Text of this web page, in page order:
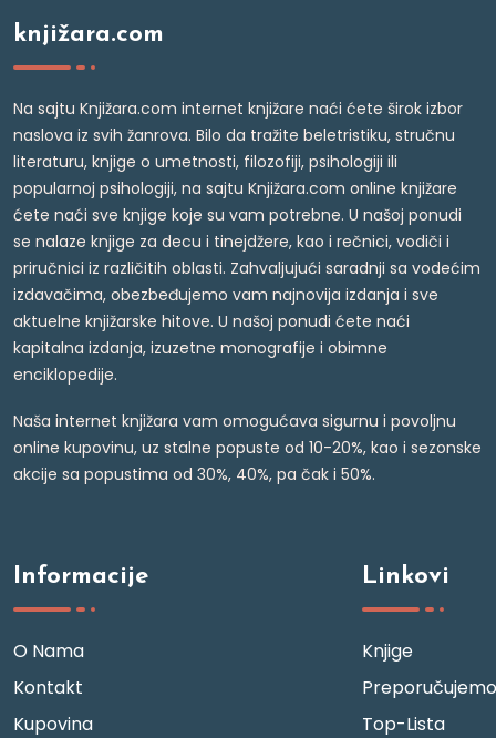
knjižara.com
Na sajtu Knjižara.com internet knjižare naći ćete širok izbor
naslova iz svih žanrova. Bilo da tražite beletristiku, stručnu
literaturu, knjige o umetnosti, filozofiji, psihologiji ili
popularnoj psihologiji, na sajtu Knjižara.com online knjižare
ćete naći sve knjige koje su vam potrebne. U našoj ponudi
se nalaze knjige za decu i tinejdžere, kao i rečnici, vodiči i
priručnici iz različitih oblasti. Zahvaljujući saradnji sa vodećim
izdavačima, obezbeđujemo vam najnovija izdanja i sve
aktuelne knjižarske hitove. U našoj ponudi ćete naći
kapitalna izdanja, izuzetne monografije i obimne
enciklopedije.
Naša internet knjižara vam omogućava sigurnu i povoljnu
online kupovinu, uz stalne popuste od 10-20%, kao i sezonske
akcije sa popustima od 30%, 40%, pa čak i 50%.
Informacije
O Nama
Kontakt
Kupovina
Linkovi
Knjige
Preporučujemo
Top-Lista